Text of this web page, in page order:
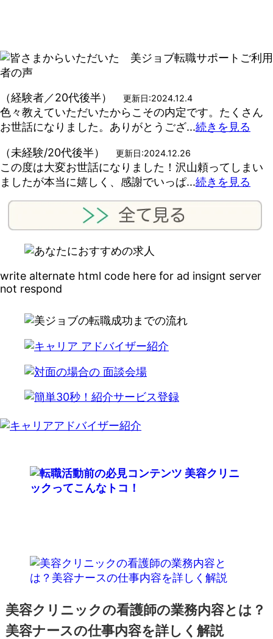
（経験者／20代後半） 更新日:2024.12.4
色々教えていただいたからこその内定です。たくさん
お世話になりました。ありがとうござ...続きを見る
（未経験/20代後半）
更新日:2024.12.26
この度は大変お世話になりました！沢山頼ってしまい
ましたが本当に嬉しく、感謝でいっぱ...続きを見る
write alternate html code here for ad insignt server
not respond
美容クリニックの看護師の業務内容とは？
美容ナースの仕事内容を詳しく解説